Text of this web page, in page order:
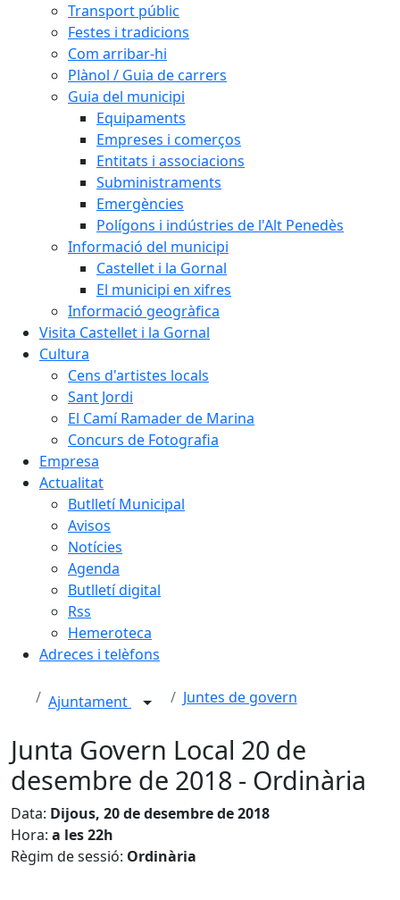
Transport públic
Festes i tradicions
Com arribar-hi
Plànol / Guia de carrers
Guia del municipi
Equipaments
Empreses i comerços
Entitats i associacions
Subministraments
Emergències
Polígons i indústries de l'Alt Penedès
Informació del municipi
Castellet i la Gornal
El municipi en xifres
Informació geogràfica
Visita Castellet i la Gornal
Cultura
Cens d'artistes locals
Sant Jordi
El Camí Ramader de Marina
Concurs de Fotografia
Empresa
Actualitat
Butlletí Municipal
Avisos
Notícies
Agenda
Butlletí digital
Rss
Hemeroteca
Adreces i telèfons
Ajuntament Juntes de govern
Junta Govern Local 20 de
desembre de 2018 - Ordinària
Data: Dijous, 20 de desembre de 2018
Hora: a les 22h
Règim de sessió: Ordinària